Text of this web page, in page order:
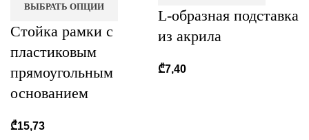
ВЫБРАТЬ ОПЦИИ
Стойка рамки с
пластиковым
прямоугольным
основанием
₾15,73
L-образная подставка
из акрила
₾7,40